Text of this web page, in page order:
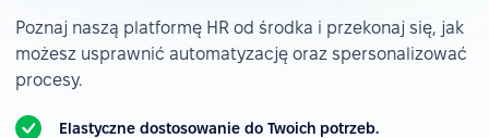
Poznaj naszą platformę HR od środka i przekonaj się, jak
możesz usprawnić automatyzację oraz spersonalizować
procesy.
Elastyczne dostosowanie do Twoich potrzeb.